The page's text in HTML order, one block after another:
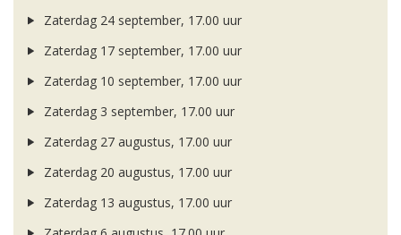
Zaterdag 24 september, 17.00 uur
Zaterdag 17 september, 17.00 uur
Zaterdag 10 september, 17.00 uur
Zaterdag 3 september, 17.00 uur
Zaterdag 27 augustus, 17.00 uur
Zaterdag 20 augustus, 17.00 uur
Zaterdag 13 augustus, 17.00 uur